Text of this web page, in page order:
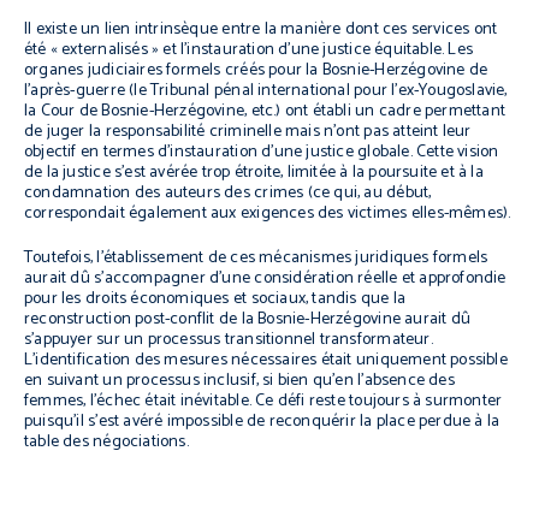
Il existe un lien intrinsèque entre la manière dont ces services ont
été « externalisés » et l'instauration d'une justice équitable. Les
organes judiciaires formels créés pour la Bosnie-Herzégovine de
l'après-guerre (le Tribunal pénal international pour l'ex-Yougoslavie,
la Cour de Bosnie-Herzégovine, etc.) ont établi un cadre permettant
de juger la responsabilité criminelle mais n'ont pas atteint leur
objectif en termes d'instauration d'une justice globale. Cette vision
de la justice s'est avérée trop étroite, limitée à la poursuite et à la
condamnation des auteurs des crimes (ce qui, au début,
correspondait également aux exigences des victimes elles-mêmes).
Toutefois, l'établissement de ces mécanismes juridiques formels
aurait dû s'accompagner d'une considération réelle et approfondie
pour les droits économiques et sociaux, tandis que la
reconstruction post-conflit de la Bosnie-Herzégovine aurait dû
s'appuyer sur un processus transitionnel transformateur.
L'identification des mesures nécessaires était uniquement possible
en suivant un processus inclusif, si bien qu'en l'absence des
femmes, l'échec était inévitable. Ce défi reste toujours à surmonter
puisqu’il s’est avéré impossible de reconquérir la place perdue à la
table des négociations.